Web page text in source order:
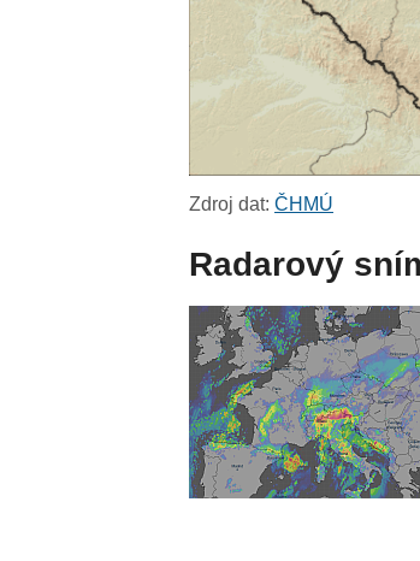
Zdroj dat:ČHMÚ
Radarový